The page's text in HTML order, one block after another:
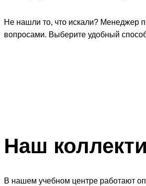
Не нашли то, что искали? Менеджер
вопросами. Выберите удобный
Наш
В нашем учебном центре работают